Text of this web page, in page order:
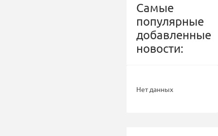
Самые
популярные
добавленные
новости:
Нет данных